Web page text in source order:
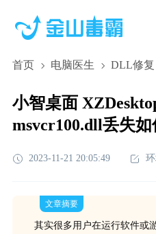
首页 电脑医生 DLL修复
小智桌面
msvcr100.dll丢失
2023-11-21 20:05:49
文章摘要
其实很多用户在运行软件或